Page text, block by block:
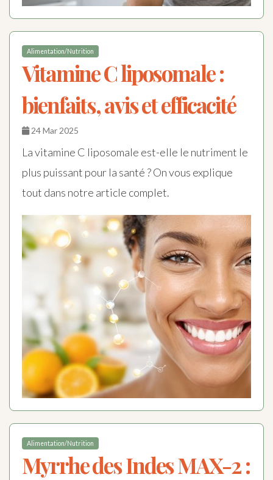
Alimentation/Nutrition
Vitamine C liposomale :
bienfaits, avis et efficacité
24 Mar 2025
La vitamine C liposomale est-elle le nutriment le
plus puissant pour la santé ? On vous explique
tout dans notre article complet.
Alimentation/Nutrition
Myrrhe des Indes MAX-2 :